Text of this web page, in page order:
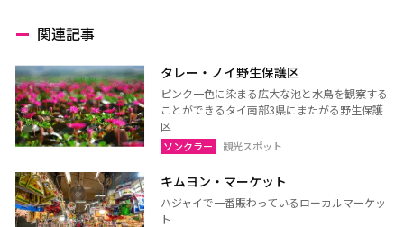
関連記事
タレー・ノイ野生保護区
ピンク一色に染まる広大な池と水鳥を観察する
ことができるタイ南部3県にまたがる野生保護
区
ソンクラー 観光スポット
キムヨン・マーケット
ハジャイで一番賑わっているローカルマーケッ
ト